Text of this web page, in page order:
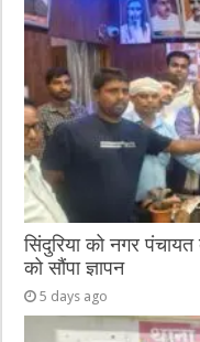
सिंदुरिया को नगर
को सौंपा ज्ञापन
5 days ago